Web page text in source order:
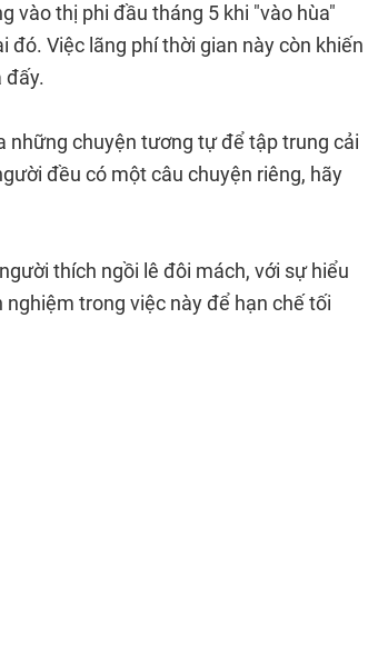
vào thị phi đầu tháng 5 khi "vào hùa"
Việc lãng phí thời gian này còn khiến
đấy.
những chuyện tương tự để tập trung cải
đều có một câu chuyện riêng, hãy
thích ngồi lê đôi mách, với sự hiểu
trong việc này để hạn chế tối